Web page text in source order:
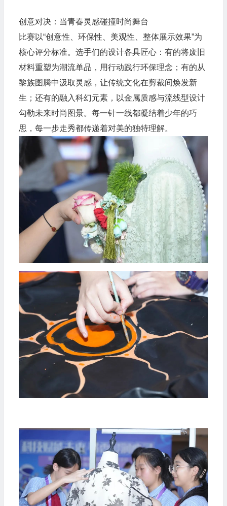
创意对决：当青春灵感碰撞时尚舞台
比赛以“创意性、环保性、美观性、整体展示效果”为
核心评分标准。选手们的设计各具匠心：有的将废旧
材料重塑为潮流单品，用行动践行环保理念；有的从
黎族图腾中汲取灵感，让传统文化在剪裁间焕发新
生；还有的融入科幻元素，以金属质感与流线型设计
勾勒未来时尚图景。每一针一线都凝结着少年的巧
思，每一步走秀都传递着对美的独特理解。